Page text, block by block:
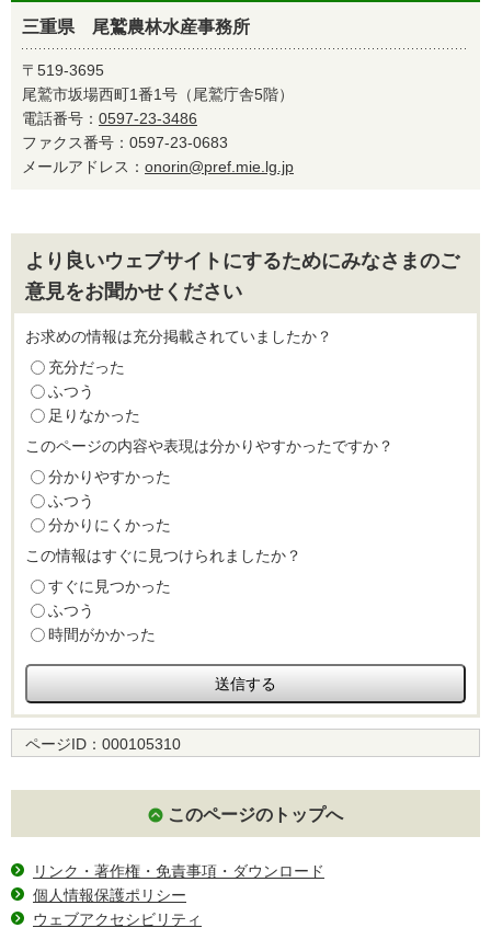
三重県 尾鷲農林水産事務所
〒519-3695
尾鷲市坂場西町1番1号（尾鷲庁舎5階）
電話番号： 0597-23-3486
ファクス番号：0597-23-0683
メールアドレス： onorin@pref.mie.lg.jp
より良いウェブサイトにするためにみなさまのご
意見をお聞かせください
お求めの情報は充分掲載されていましたか？
充分だった
ふつう
足りなかった
このページの内容や表現は分かりやすかったですか？
分かりやすかった
ふつう
分かりにくかった
この情報はすぐに見つけられましたか？
すぐに見つかった
ふつう
時間がかかった
ページID： 000105310
このページのトップへ
リンク・著作権・免責事項・ダウンロード
個人情報保護ポリシー
ウェブアクセシビリティ